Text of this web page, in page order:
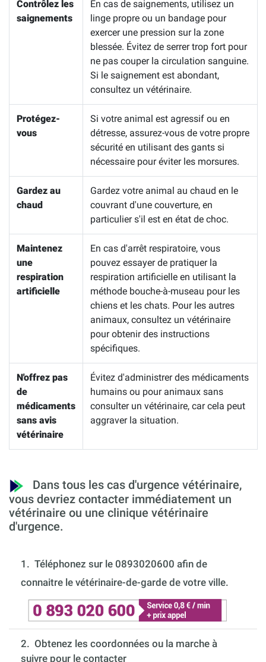
Contrôlez les
saignements
En cas de saignements, utilisez un
linge propre ou un bandage pour
exercer une pression sur la zone
blessée. Évitez de serrer trop fort pour
ne pas couper la circulation sanguine.
Si le saignement est abondant,
consultez un vétérinaire.
Protégez-
vous
Si votre animal est agressif ou en
détresse, assurez-vous de votre propre
sécurité en utilisant des gants si
nécessaire pour éviter les morsures.
Gardez au
chaud
Gardez votre animal au chaud en le
couvrant d'une couverture, en
particulier s'il est en état de choc.
Maintenez
une
respiration
artificielle
En cas d'arrêt respiratoire, vous
pouvez essayer de pratiquer la
respiration artificielle en utilisant la
méthode bouche-à-museau pour les
chiens et les chats. Pour les autres
animaux, consultez un vétérinaire
pour obtenir des instructions
spécifiques.
N'offrez pas
de
médicaments
sans avis
vétérinaire
Évitez d'administrer des médicaments
humains ou pour animaux sans
consulter un vétérinaire, car cela peut
aggraver la situation.
Dans tous les cas d'urgence vétérinaire,
vous devriez contacter immédiatement un
vétérinaire ou une clinique vétérinaire
d'urgence.
1. Téléphonez sur le 0893020600 afin de
connaitre le vétérinaire-de-garde de votre ville.
2. Obtenez les coordonnées ou la marche à
suivre pour le contacter